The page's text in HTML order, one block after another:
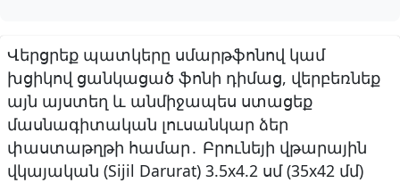
Վերցրեք պատկերը սմարթֆոնով կամ
խցիկով ցանկացած ֆոնի դիմաց, վերբեռնեք
այն այստեղ և անմիջապես ստացեք
մասնագիտական լուսանկար ձեր
փաստաթղթի համար․ Բրունեյի վթարային
վկայական (Sijil Darurat) 3.5x4.2 սմ (35x42 մմ)